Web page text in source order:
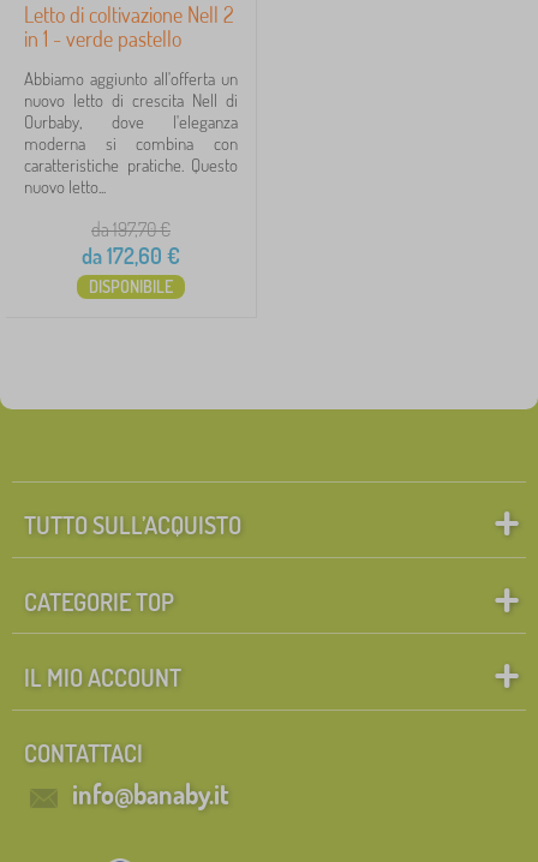
Letto di coltivazione Nell 2
in 1 - verde pastello
Abbiamo aggiunto all'offerta un
nuovo letto di crescita Nell di
Ourbaby, dove l'eleganza
moderna si combina con
caratteristiche pratiche. Questo
nuovo letto...
da 197,70€
da172,60 €
DISPONIBILE
TUTTO SULL’ACQUISTO
CATEGORIE TOP
IL MIO ACCOUNT
CONTATTACI
info@banaby.it